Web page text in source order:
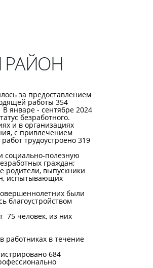
РАЙОН
за предоставлением
работы 354
январе - сентябре 2024
безработного.
и в организациях
с привлечением
трудоустроено 319
полезную
граждан;
выпускники
испытывающих
были
благоустройством
человек, из них
в течение
684